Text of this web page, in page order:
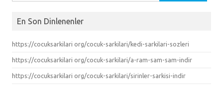
En Son Dinlenenler
https://cocuksarkilari org/cocuk-sarkilari/kedi-sarkilari-sozleri
https://cocuksarkilari org/cocuk-sarkilari/a-ram-sam-sam-indir
https://cocuksarkilari org/cocuk-sarkilari/sirinler-sarkisi-indir